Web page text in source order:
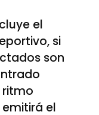
el
si
son
el